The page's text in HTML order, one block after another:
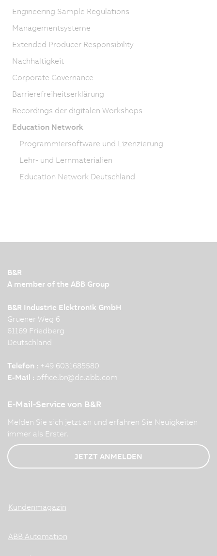
Engineering Sample Regulations
Managementsysteme
Extended Producer Responsibility
Nachhaltigkeit
Corporate Governance
Barrierefreiheitserklärung
Recordings der digitalen Workshops
Education Network
Programmiersoftware und Lizenzierung
Lehr- und Lernmaterialien
Education Network Deutschland
B&R
A member of the ABB Group
B&R Industrie Elektronik GmbH
Gruener Weg 6
61169 Friedberg
Deutschland
Telefon : +49 6031685580
E-Mail : office.br@de.abb.com
E-Mail-Service von B&R
Melden Sie sich jetzt an und erfahren Sie Neuigkeiten
immer als Erster.
JETZT ANMELDEN
Kundenmagazin
ABB Automation